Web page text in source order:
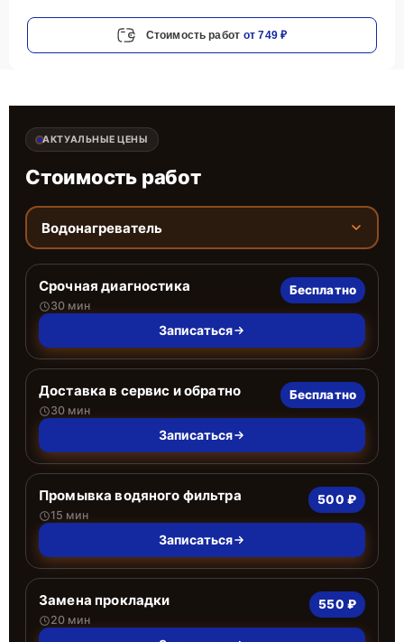
Стоимость работ от 749 ₽
АКТУАЛЬНЫЕ ЦЕНЫ
Стоимость работ
Водонагреватель
Срочная диагностика
30 мин
Бесплатно
Записаться
Доставка в сервис и обратно
30 мин
Бесплатно
Записаться
Промывка водяного фильтра
15 мин
500 ₽
Записаться
Замена прокладки
20 мин
550 ₽